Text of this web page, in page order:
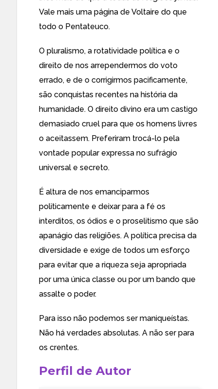
Vale mais uma página de Voltaire do que
todo o Pentateuco.
O pluralismo, a rotatividade política e o
direito de nos arrependermos do voto
errado, e de o corrigirmos pacificamente,
são conquistas recentes na história da
humanidade. O direito divino era um castigo
demasiado cruel para que os homens livres
o aceitassem. Preferiram trocá-lo pela
vontade popular expressa no sufrágio
universal e secreto.
É altura de nos emanciparmos
politicamente e deixar para a fé os
interditos, os ódios e o proselitismo que são
apanágio das religiões. A política precisa da
diversidade e exige de todos um esforço
para evitar que a riqueza seja apropriada
por uma única classe ou por um bando que
assalte o poder.
Para isso não podemos ser maniqueístas.
Não há verdades absolutas. A não ser para
os crentes.
Perfil de Autor